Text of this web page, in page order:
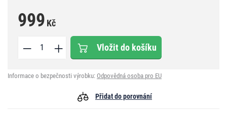
999 Kč
Vložit do košíku
Informace o bezpečnosti výrobku: Odpovědná osoba pro EU
Přidat do porovnání